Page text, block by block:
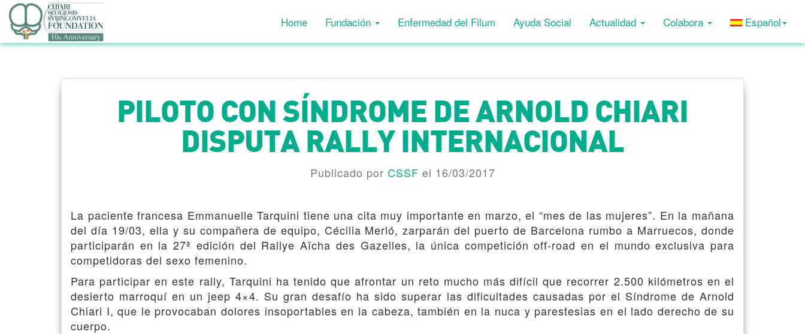
Español
Home Fundación Enfermedad del Filum Ayuda Social Actualidad Colabora
PILOTO CON SÍNDROME DE ARNOLD CHIARI
DISPUTA RALLY INTERNACIONAL
Publicado por CSSF el 16/03/2017
La paciente francesa Emmanuelle Tarquini tiene una cita muy importante en marzo, el “mes de las mujeres”. En la mañana
del día 19/03, ella y su compañera de equipo, Cécilia Merló, zarparán del puerto de Barcelona rumbo a Marruecos, donde
participarán en la 27ª edición del Rallye Aïcha des Gazelles, la única competición off-road en el mundo exclusiva para
competidoras del sexo femenino.
Para participar en este rally, Tarquini ha tenido que afrontar un reto mucho más difícil que recorrer 2.500 kilómetros en el
desierto marroquí en un jeep 4×4. Su gran desafío ha sido superar las dificultades causadas por el Síndrome de Arnold
Chiari I, que le provocaban dolores insoportables en la cabeza, también en la nuca y parestesias en el lado derecho de su
cuerpo.